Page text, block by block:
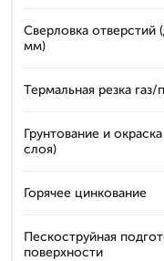
Сверловка отверстий
мм)
Термальная резка газ/
Грунтование и
слоя)
Горячее цинкование
Пескоструйная
поверхности